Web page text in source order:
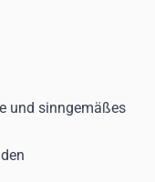
und sinngemäßes